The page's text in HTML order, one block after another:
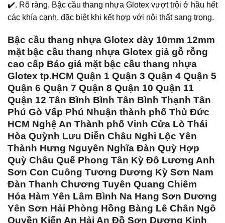
✔️. Rõ ràng, Bậc cầu thang nhựa Glotex vượt trội ở hầu hết
các khía cạnh, đặc biệt khi kết hợp với nội thất sang trọng.
Bậc cầu thang nhựa Glotex dày 10mm 12mm
mặt bậc cầu thang nhựa Glotex giả gỗ rỗng
cao cấp Báo giá mặt bậc cầu thang nhựa
Glotex tp.HCM Quận 1 Quận 3 Quận 4 Quận 5
Quận 6 Quận 7 Quận 8 Quận 10 Quận 11
Quận 12 Tân Bình Bình Tân Bình Thạnh Tân
Phú Gò Vấp Phú Nhuận thành phố Thủ Đức
HCM Nghệ An Thành phố Vinh Cửa Lò Thái
Hòa Quỳnh Lưu Diễn Châu Nghi Lộc Yên
Thành Hưng Nguyên Nghĩa Đàn Quỳ Hợp
Quỳ Châu Quế Phong Tân Kỳ Đô Lương Anh
Sơn Con Cuông Tương Dương Kỳ Sơn Nam
Đàn Thanh Chương Tuyên Quang Chiêm
Hóa Hàm Yên Lâm Bình Na Hang Sơn Dương
Yên Sơn Hải Phòng Hồng Bàng Lê Chân Ngô
Quyền Kiến An Hải An Đồ Sơn Dương Kinh